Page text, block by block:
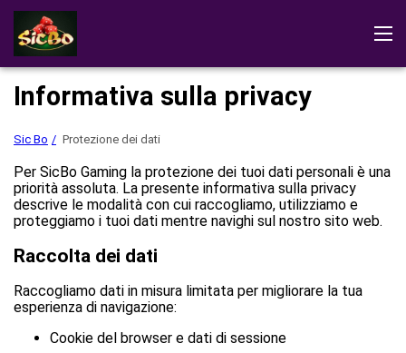
Sic Bo Recensioni Dimostrazione Scarica il gioco
Istruzioni di gioco
Informativa sulla privacy
Sic Bo Protezione dei dati
Per SicBo Gaming la protezione dei tuoi dati personali è una
priorità assoluta. La presente informativa sulla privacy
descrive le modalità con cui raccogliamo, utilizziamo e
proteggiamo i tuoi dati mentre navighi sul nostro sito web.
Raccolta dei dati
Raccogliamo dati in misura limitata per migliorare la tua
esperienza di navigazione:
Cookie del browser e dati di sessione